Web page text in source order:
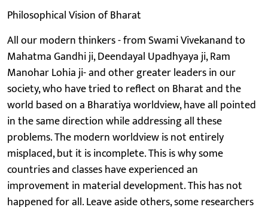
Philosophical Vision of Bharat
All our modern thinkers - from Swami Vivekanand to
Mahatma Gandhi ji, Deendayal Upadhyaya ji, Ram
Manohar Lohia ji- and other greater leaders in our
society, who have tried to reflect on Bharat and the
world based on a Bharatiya worldview, have all pointed
in the same direction while addressing all these
problems. The modern worldview is not entirely
misplaced, but it is incomplete. This is why some
countries and classes have experienced an
improvement in material development. This has not
happened for all. Leave aside others, some researchers